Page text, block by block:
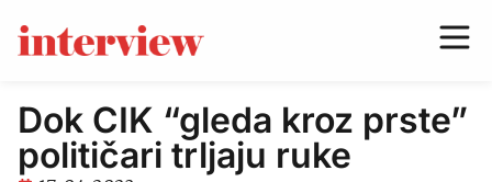
Dok CIK “gleda kroz prste”
političari trljaju ruke